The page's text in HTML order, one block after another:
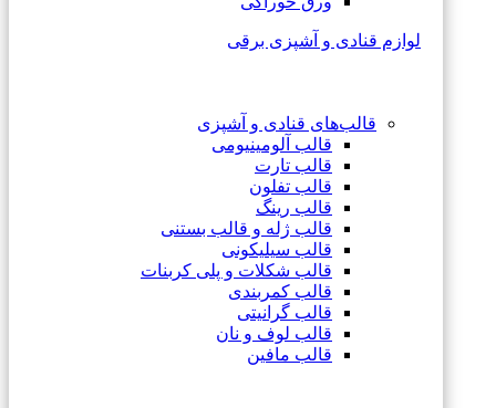
لوازم قنادی و آشپزی برقی
قالب‌های قنادی و آشپزی
قالب آلومینیومی
قالب تارت
قالب تفلون
قالب رینگ
قالب ژله و قالب بستنی
قالب سیلیکونی
قالب شکلات و پلی کربنات
قالب کمربندی
قالب گرانیتی
قالب لوف و نان
قالب مافین